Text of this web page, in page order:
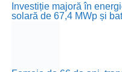
Investiție majoră în
solară de 67,4 MWp și